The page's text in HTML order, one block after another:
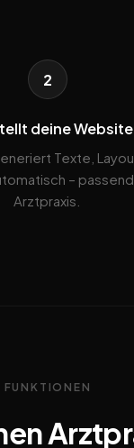
2
deine Website
Texte,
–
Arztpraxis.
FUNKTIONEN